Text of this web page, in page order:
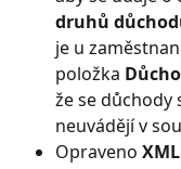
druhů
je u
položka
že se důchody
neuvádějí v
Opraveno XML